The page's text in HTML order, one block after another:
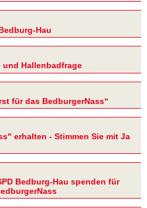
Hau
und Hallenbadfrage
für das BedburgerNass“
erhalten - Stimmen Sie mit Ja
Bedburg-Hau spenden für